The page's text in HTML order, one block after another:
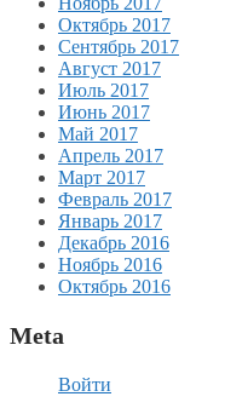
Октябрь 2017
Сентябрь 2017
Август 2017
Июль 2017
Июнь 2017
Май 2017
Апрель 2017
Март 2017
Февраль 2017
Январь 2017
Декабрь 2016
Ноябрь 2016
Октябрь 2016
Meta
Войти